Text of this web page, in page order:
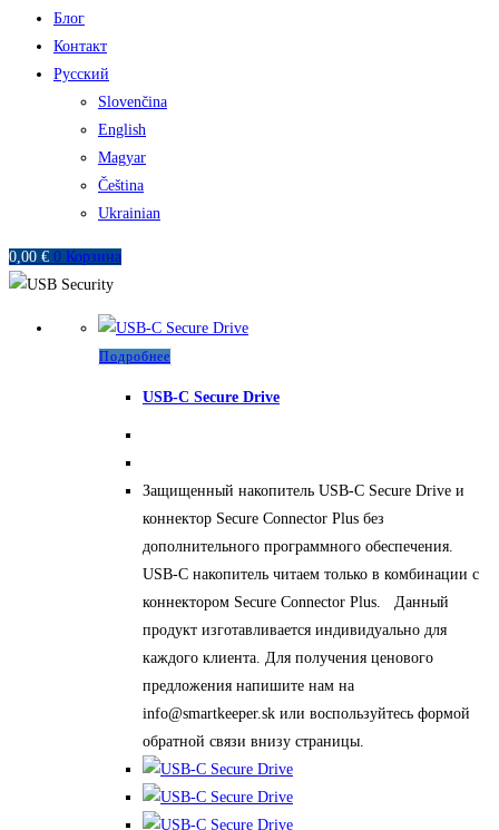
Блог
Контакт
Русский
Slovenčina
English
Magyar
Čeština
Ukrainian
0,00 € 0 Корзина
Подробнее
USB-C Secure Drive
Защищенный накопитель USB-C Secure Drive и
коннектор Secure Connector Plus без
дополнительного программного обеспечения.
USB-C накопитель читаем только в комбинации с
коннектором Secure Connector Plus. Данный
продукт изготавливается индивидуально для
каждого клиента. Для получения ценового
предложения напишите нам на
info@smartkeeper.sk или воспользуйтесь формой
обратной связи внизу страницы.